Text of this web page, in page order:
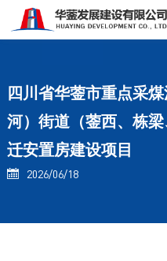
四川省华蓥市重点采
河）街道（蓥西、栋
迁安置房建设项目
 2026/06/18